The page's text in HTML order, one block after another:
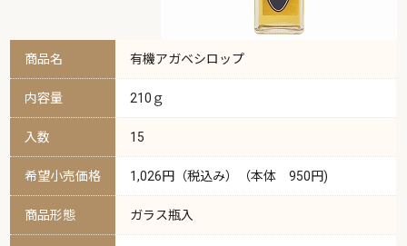
商品名 有機アガベシロップ
内容量 210ｇ
入数 15
希望小売価格 1,026円（税込み）（本体 950円)
商品形態 ガラス瓶入